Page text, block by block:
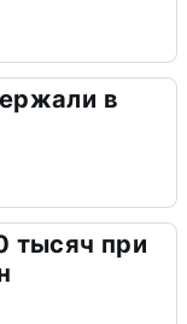
в
тысяч при